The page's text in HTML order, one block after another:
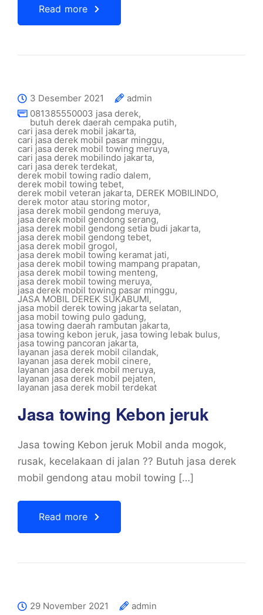
Read more
3 Desember 2021
admin
081385550003 jasa derek,
butuh derek daerah cempaka putih,
cari jasa derek mobil jakarta,
cari jasa derek mobil pasar minggu,
cari jasa derek mobil towing meruya,
cari jasa derek mobilindo jakarta,
cari jasa derek terdekat,
derek mobil towing radio dalem,
derek mobil towing tebet,
derek mobil veteran jakarta, DEREK MOBILINDO,
derek motor atau storing motor,
jasa derek mobil gendong meruya,
jasa derek mobil gendong serang,
jasa derek mobil gendong setia budi jakarta,
jasa derek mobil gendong tebet,
jasa derek mobil grogol,
jasa derek mobil towing keramat jati,
jasa derek mobil towing mampang prapatan,
jasa derek mobil towing menteng,
jasa derek mobil towing meruya,
jasa derek mobil towing pasar minggu,
JASA MOBIL DEREK SUKABUMI,
jasa mobil derek towing jakarta selatan,
jasa mobil towing pulo gadung,
jasa towing daerah rambutan jakarta,
jasa towing kebon jeruk, jasa towing lebak bulus,
jasa towing pancoran jakarta,
layanan jasa derek mobil cilandak,
layanan jasa derek mobil cinere,
layanan jasa derek mobil meruya,
layanan jasa derek mobil pejaten,
layanan jasa derek mobil terdekat
Jasa towing Kebon jeruk
Jasa towing Kebon jeruk Mobil anda mogok,
rusak, kecelakaan di jalan ?? Butuh jasa derek
mobil gendong atau mobil towing […]
Read more
29 November 2021
admin